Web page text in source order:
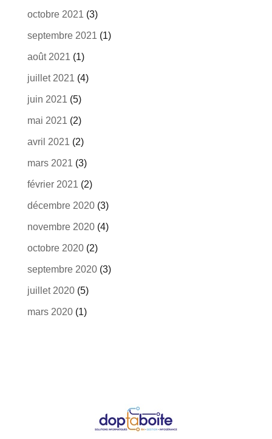
octobre 2021 (3)
septembre 2021 (1)
août 2021 (1)
juillet 2021 (4)
juin 2021 (5)
mai 2021 (2)
avril 2021 (2)
mars 2021 (3)
février 2021 (2)
décembre 2020(3)
novembre 2020(4)
octobre 2020(2)
septembre 2020(3)
juillet 2020(5)
mars 2020(1)